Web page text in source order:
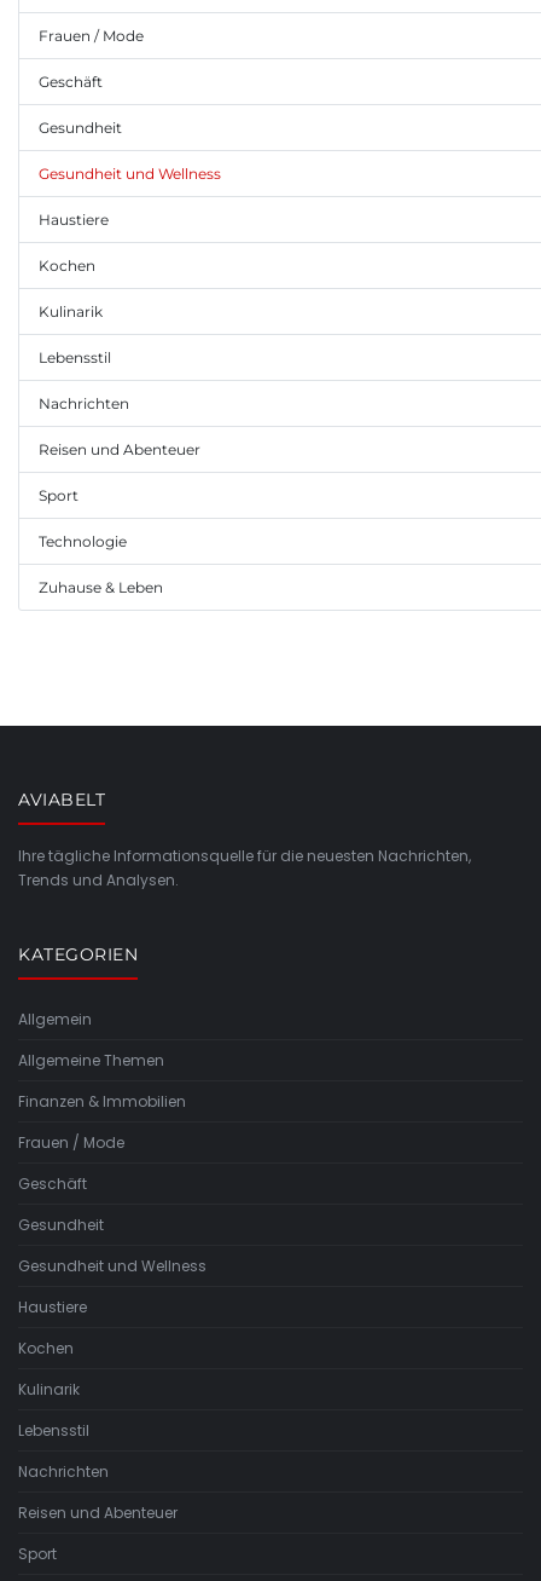
Frauen / Mode
Geschäft
Gesundheit
Gesundheit und Wellness
Haustiere
Kochen
Kulinarik
Lebensstil
Nachrichten
Reisen und Abenteuer
Sport
Technologie
Zuhause & Leben
AVIABELT
Ihre tägliche Informationsquelle für die neuesten Nachrichten,
Trends und Analysen.
KATEGORIEN
Allgemein
Allgemeine Themen
Finanzen & Immobilien
Frauen / Mode
Geschäft
Gesundheit
Gesundheit und Wellness
Haustiere
Kochen
Kulinarik
Lebensstil
Nachrichten
Reisen und Abenteuer
Sport